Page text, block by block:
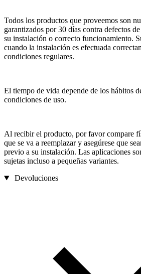
Todos los productos que proveemos son
garantizados por 30 días contra defectos
su instalación o correcto funcionamiento.
cuando la instalación es efectuada
condiciones regulares.
El tiempo de vida depende de los hábitos
condiciones de uso.
Al recibir el producto, por favor compare
que se va a reemplazar y asegúrese que
previo a su instalación. Las aplicaciones
sujetas incluso a pequeñas variantes.
Devoluciones